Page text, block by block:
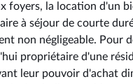
foyers, la location d'un
à séjour de courte
non négligeable. Pour
propriétaire d'une
leur pouvoir d'achat